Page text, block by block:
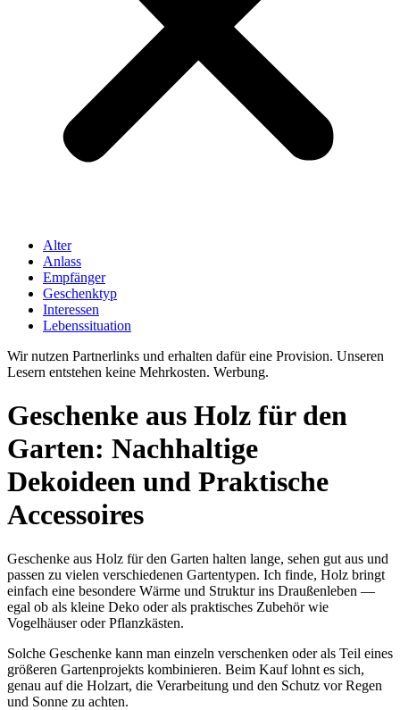
Alter
Anlass
Empfänger
Geschenktyp
Interessen
Lebenssituation
Wir nutzen Partnerlinks und erhalten dafür eine Provision. Unseren
Lesern entstehen keine Mehrkosten. Werbung.
Geschenke aus Holz für den
Garten: Nachhaltige
Dekoideen und Praktische
Accessoires
Geschenke aus Holz für den Garten halten lange, sehen gut aus und
passen zu vielen verschiedenen Gartentypen. Ich finde, Holz bringt
einfach eine besondere Wärme und Struktur ins Draußenleben —
egal ob als kleine Deko oder als praktisches Zubehör wie
Vogelhäuser oder Pflanzkästen.
Solche Geschenke kann man einzeln verschenken oder als Teil eines
größeren Gartenprojekts kombinieren. Beim Kauf lohnt es sich,
genau auf die Holzart, die Verarbeitung und den Schutz vor Regen
und Sonne zu achten.